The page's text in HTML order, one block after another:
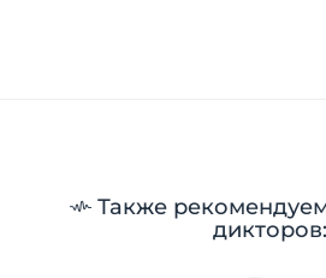
Также
дикторов: